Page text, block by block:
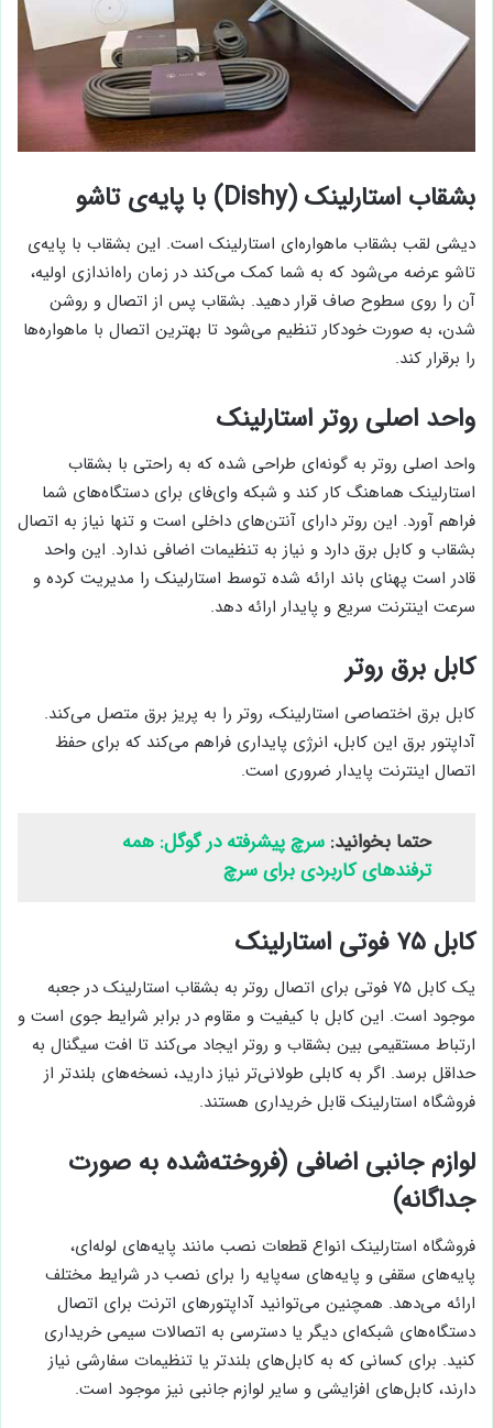
بشقاب استارلینک (Dishy) با پایه‌ی تاشو
دیشی لقب بشقاب ماهواره‌ای استارلینک است. این بشقاب با پایه‌ی
تاشو عرضه می‌شود که به شما کمک می‌کند در زمان راه‌اندازی اولیه،
آن را روی سطوح صاف قرار دهید. بشقاب پس از اتصال و روشن
شدن، به صورت خودکار تنظیم می‌شود تا بهترین اتصال با ماهواره‌ها
را برقرار کند.
واحد اصلی روتر استارلینک
واحد اصلی روتر به گونه‌ای طراحی شده که به راحتی با بشقاب
استارلینک هماهنگ کار کند و شبکه وای‌فای برای دستگاه‌های شما
فراهم آورد. این روتر دارای آنتن‌های داخلی است و تنها نیاز به اتصال
بشقاب و کابل برق دارد و نیاز به تنظیمات اضافی ندارد. این واحد
قادر است پهنای باند ارائه شده توسط استارلینک را مدیریت کرده و
سرعت اینترنت سریع و پایدار ارائه دهد.
کابل برق روتر
کابل برق اختصاصی استارلینک، روتر را به پریز برق متصل می‌کند.
آداپتور برق این کابل، انرژی پایداری فراهم می‌کند که برای حفظ
اتصال اینترنت پایدار ضروری است.
حتما بخوانید: سرچ پیشرفته در گوگل: همه
ترفندهای کاربردی برای سرچ
کابل ۷۵ فوتی استارلینک
یک کابل ۷۵ فوتی برای اتصال روتر به بشقاب استارلینک در جعبه
موجود است. این کابل با کیفیت و مقاوم در برابر شرایط جوی است و
ارتباط مستقیمی بین بشقاب و روتر ایجاد می‌کند تا افت سیگنال به
حداقل برسد. اگر به کابلی طولانی‌تر نیاز دارید، نسخه‌های بلندتر از
فروشگاه استارلینک قابل خریداری هستند.
لوازم جانبی اضافی (فروخته‌شده به صورت
جداگانه)
فروشگاه استارلینک انواع قطعات نصب مانند پایه‌های لوله‌ای،
پایه‌های سقفی و پایه‌های سه‌پایه را برای نصب در شرایط مختلف
ارائه می‌دهد. همچنین می‌توانید آداپتورهای اترنت برای اتصال
دستگاه‌های شبکه‌ای دیگر یا دسترسی به اتصالات سیمی خریداری
کنید. برای کسانی که به کابل‌های بلندتر یا تنظیمات سفارشی نیاز
دارند، کابل‌های افزایشی و سایر لوازم جانبی نیز موجود است.